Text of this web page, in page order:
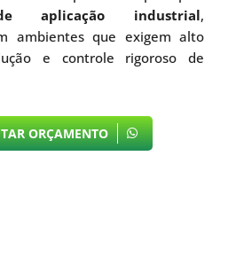
aplicação industrial,
ambientes que exigem alto
e controle rigoroso de
ORÇAMENTO